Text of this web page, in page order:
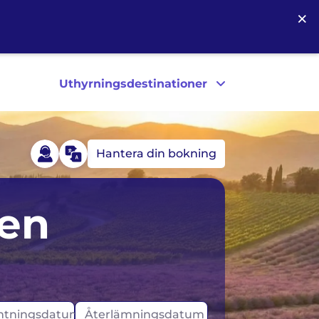
×
Uthyrningsdestinationer
Hantera din bokning
Återlämningsdatum